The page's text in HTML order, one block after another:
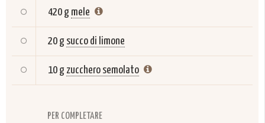
420 g mele
20 g succo di limone
10 g zucchero semolato
PER COMPLETARE